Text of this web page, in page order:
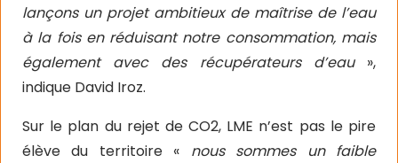
lançons un projet ambitieux de maîtrise de l’eau
à la fois en réduisant notre consommation, mais
également avec des récupérateurs d’eau»,
indique David Iroz.
Sur le plan du rejet de CO2, LME n’est pas le pire
élève du territoire « nous sommes un faible